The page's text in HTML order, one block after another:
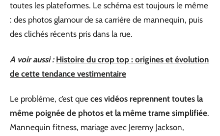
toutes les plateformes. Le schéma est toujours le même
: des photos glamour de sa carrière de mannequin, puis
des clichés récents pris dans la rue.
A voir aussi : Histoire du crop top : origines et évolution
de cette tendance vestimentaire
Le problème, c’est que ces vidéos reprennent toutes la
même poignée de photos et la même trame simplifiée.
Mannequin fitness, mariage avec Jeremy Jackson,